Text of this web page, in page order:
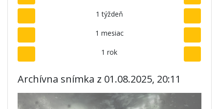
1 týždeň
1 mesiac
1 rok
Archívna snímka z 01.08.2025, 20:11